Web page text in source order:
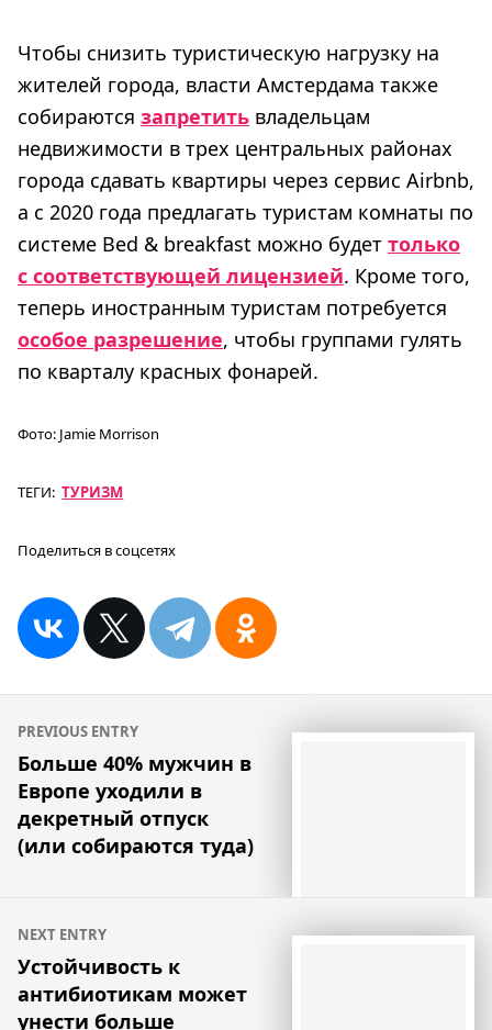
Чтобы снизить туристическую нагрузку на
жителей города, власти Амстердама также
собираются запретить владельцам
недвижимости в трех центральных районах
города сдавать квартиры через сервис Airbnb,
а с 2020 года предлагать туристам комнаты по
системе Bed & breakfast можно будет только
с соответствующей лицензией. Кроме того,
теперь иностранным туристам потребуется
особое разрешение, чтобы группами гулять
по кварталу красных фонарей.
Фото: Jamie Morrison
ТЕГИ: ТУРИЗМ
Поделиться в соцсетях
Навигация
по
записям
PREVIOUS ENTRY
Больше 40% мужчин в
Европе уходили в
декретный отпуск
(или собираются туда)
NEXT ENTRY
Устойчивость к
антибиотикам может
унести больше